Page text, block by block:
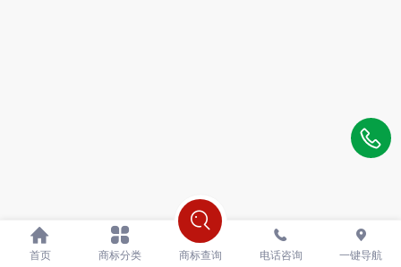
首页 商标分类 商标查询 电话咨询 一键导航